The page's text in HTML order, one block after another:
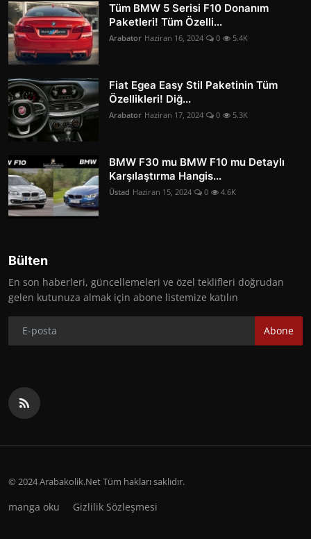
Tüm BMW 5 Serisi F10 Donanım
Paketleri! Tüm Özelli...
Arabator Haziran 16, 2024 0 5.4K
Fiat Egea Easy Stil Paketinin Tüm
Özellikleri! Diğ...
Arabator Haziran 17, 2024 0 5.3K
BMW F30 mu BMW F10 mu Detaylı
Karşılaştırma Hangis...
Üstad Haziran 15, 2024 0 4.6K
Bülten
En son haberleri, güncellemeleri ve özel teklifleri doğrudan
gelen kutunuza almak için abone listemize katılın
Abone
© 2024 Arabakolik.Net Tüm hakları saklıdır.
manga oku Gizlilik Sözleşmesi